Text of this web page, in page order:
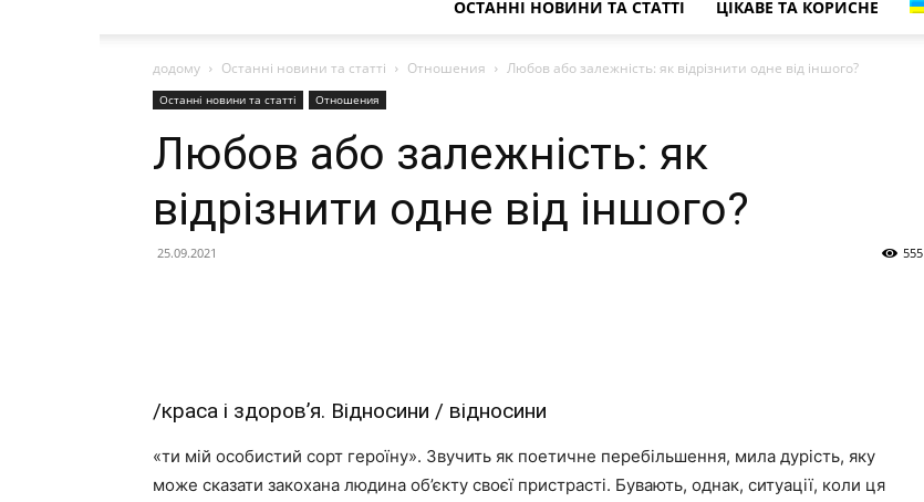
краса,
ОСТАННІ НОВИНИ ТА СТАТТІ ЦІКАВЕ ТА КОРИСНЕ
додому Останні новини та статті Отношения Любов або залежність: як відрізнити одне від іншого?
Останні новини та статті Отношения
Любов або залежність: як
відрізнити одне від іншого?
25.09.2021 555
/краса і здоров’я. Відносини / відносини
«ти мій особистий сорт героїну». Звучить як поетичне перебільшення, мила дурість, яку
може сказати закохана людина об’єкту своєї пристрасті. Бувають, однак, ситуації, коли ця